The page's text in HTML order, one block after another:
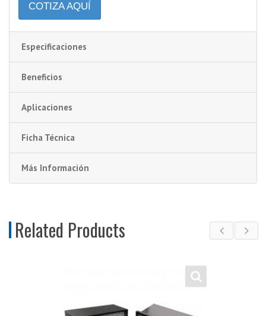
COTIZA AQUÍ
Especificaciones
Beneficios
Aplicaciones
Ficha Técnica
Más Información
Related Products